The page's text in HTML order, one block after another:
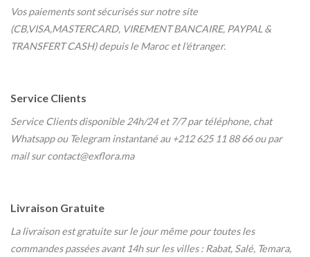
Vos paiements sont sécurisés sur notre site
(CB,VISA,MASTERCARD, VIREMENT BANCAIRE, PAYPAL &
TRANSFERT CASH) depuis le Maroc et l'étranger.
Service Clients
Service Clients disponible 24h/24 et 7/7par téléphone, chat
Whatsapp ou Telegram instantané au +212 625 11 88 66 ou par
mail sur contact@exflora.ma
Livraison Gratuite
La livraison est gratuite sur le jour même pour toutes les
commandes passées avant 14h sur les villes : Rabat, Salé, Temara,